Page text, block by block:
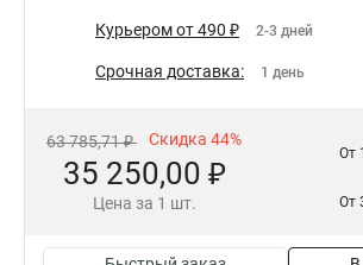
Курьером от 490 ₽ 2-3 дней
Срочная доставка: 1 день
63 785,71 ₽ Скидка 44%
35 250,00 ₽
Цена за 1 шт.
От
От